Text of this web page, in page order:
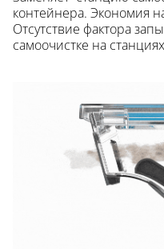
контейнера. Экономия
Отсутствие фактора
самоочистке на